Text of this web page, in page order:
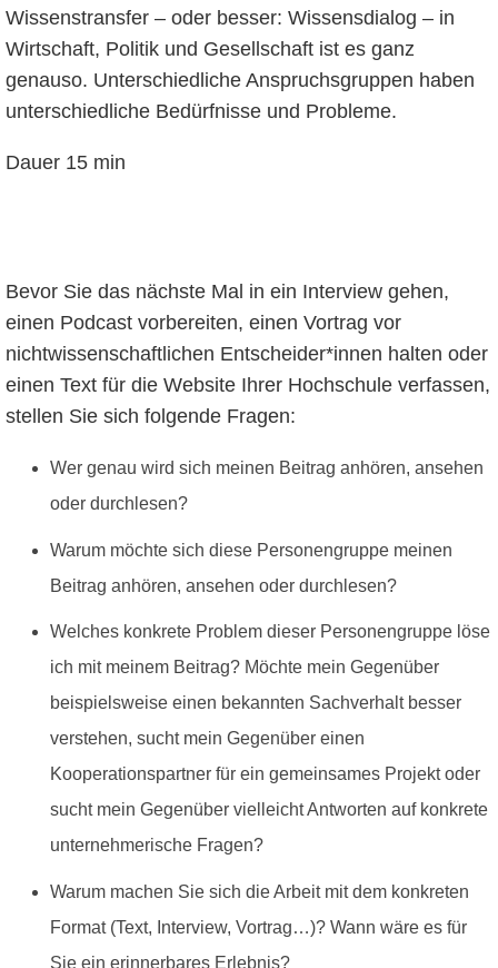
Wissenstransfer – oder besser: Wissensdialog – in
Wirtschaft, Politik und Gesellschaft ist es ganz
genauso. Unterschiedliche Anspruchsgruppen haben
unterschiedliche Bedürfnisse und Probleme.
Dauer 15 min
Bevor Sie das nächste Mal in ein Interview gehen,
einen Podcast vorbereiten, einen Vortrag vor
nichtwissenschaftlichen Entscheider*innen halten oder
einen Text für die Website Ihrer Hochschule verfassen,
stellen Sie sich folgende Fragen:
Wer genau wird sich meinen Beitrag anhören, ansehen
oder durchlesen?
Warum möchte sich diese Personengruppe meinen
Beitrag anhören, ansehen oder durchlesen?
Welches konkrete Problem dieser Personengruppe löse
ich mit meinem Beitrag? Möchte mein Gegenüber
beispielsweise einen bekannten Sachverhalt besser
verstehen, sucht mein Gegenüber einen
Kooperationspartner für ein gemeinsames Projekt oder
sucht mein Gegenüber vielleicht Antworten auf konkrete
unternehmerische Fragen?
Warum machen Sie sich die Arbeit mit dem konkreten
Format (Text, Interview, Vortrag…)? Wann wäre es für
Sie ein erinnerbares Erlebnis?